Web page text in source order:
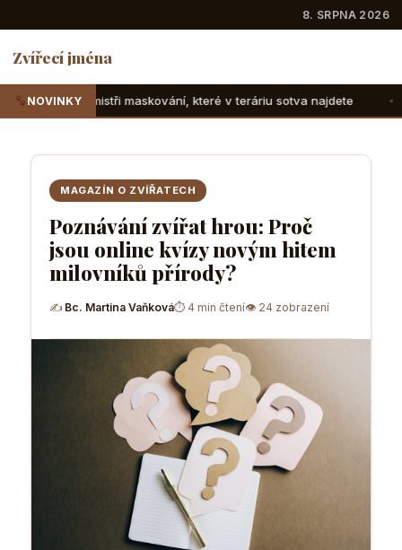
8. SRPNA 2026
Zvířecí jména
NOVINKY
maskování, které v teráriu sotva najdete Suchozemské
MAGAZÍN O ZVÍŘATECH
Poznávání zvířat hrou: Proč
jsou online kvízy novým hitem
milovníků přírody?
✍ Bc. Martina Vaňková⏱ 4 min čtení👁 24 zobrazení